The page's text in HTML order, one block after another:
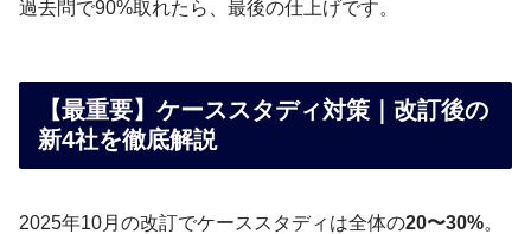
過去問で90%取れたら、最後の仕上げです。
【最重要】ケーススタディ対策｜改訂後の
新4社を徹底解説
2025年10月の改訂でケーススタディは全体の20〜30%。